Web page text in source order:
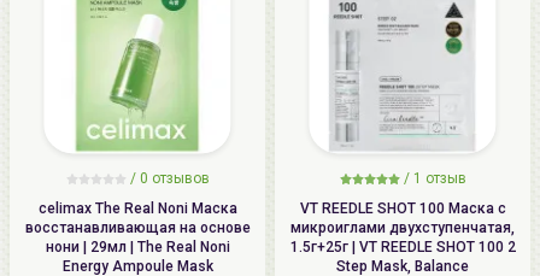
/ 0 отзывов
celimax The Real Noni Маска
восстанавливающая на основе
нони | 29мл | The Real Noni
Energy Ampoule Mask
/ 1 отзыв
VT REEDLE SHOT 100 Маска с
микроиглами двухступенчатая,
1.5г+25г | VT REEDLE SHOT 100 2
Step Mask, Balance